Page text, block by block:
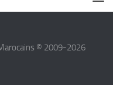
© 2009-2026